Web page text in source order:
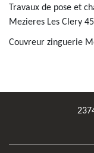
Travaux de pose et
Mezieres Les Clery
Couvreur zinguerie